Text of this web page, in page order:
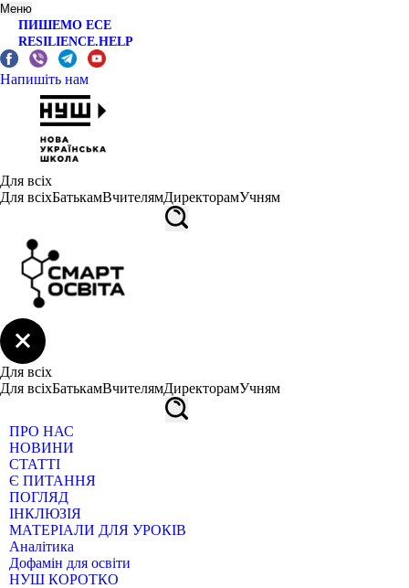
Меню
ПИШЕМО ЕСЕ
RESILIENCE.HELP
Напишіть нам
Для всіх
Для всіхБатькамВчителямДиректорамУчням
Для всіх
Для всіхБатькамВчителямДиректорамУчням
ПРО НАС
НОВИНИ
СТАТТІ
Є ПИТАННЯ
ПОГЛЯД
ІНКЛЮЗІЯ
МАТЕРІАЛИ ДЛЯ УРОКІВ
Аналітика
Дофамін для освіти
НУШ КОРОТКО